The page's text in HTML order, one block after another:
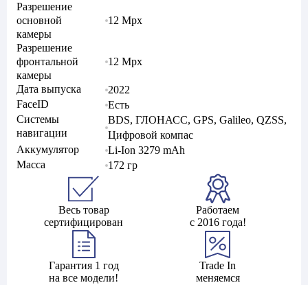
Разрешение
основной
камеры
12 Mpx
Разрешение
фронтальной
камеры
12 Mpx
Дата выпуска
2022
FaceID
Есть
Системы
навигации
BDS, ГЛОНАСС, GPS, Galileo, QZSS,
Цифровой компас
Аккумулятор
Li-Ion 3279 mAh
Масса
172 гр
Весь товар
сертифицирован
Работаем
с 2016 года!
Гарантия 1 год
на все модели!
Trade In
меняемся